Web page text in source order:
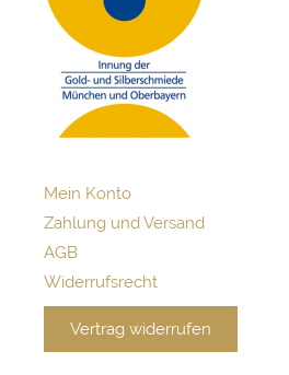
Mein Konto
Zahlung und Versand
AGB
Widerrufsrecht
Vertrag widerrufen